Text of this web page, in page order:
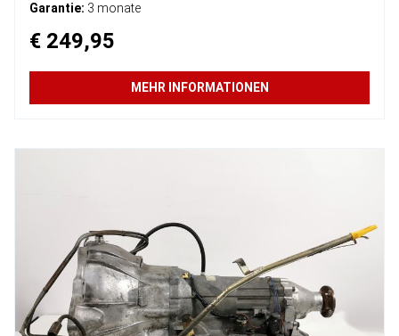
Garantie: 3 monate
€ 249,95
MEHR INFORMATIONEN